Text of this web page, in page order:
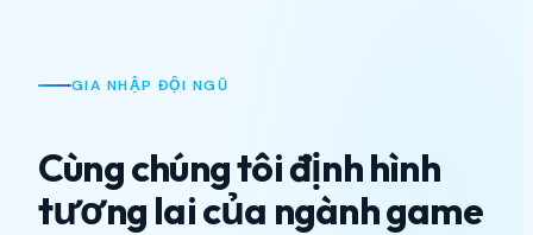
GIA NHẬP ĐỘI NGŨ
Cùng chúng tôi định hình
tương lai của ngành game